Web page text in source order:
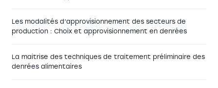
Les modalités d’approvisionnement des secteurs de
production : Choix et approvisionnement en denrées
La maitrise des techniques de traitement préliminaire des
denrées alimentaires